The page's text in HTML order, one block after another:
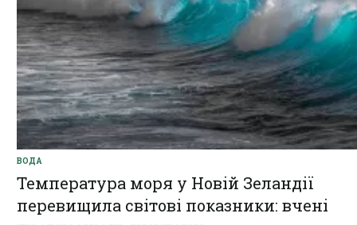
ВОДА
Температура моря у Новій Зеландії
перевищила світові показники: вчені